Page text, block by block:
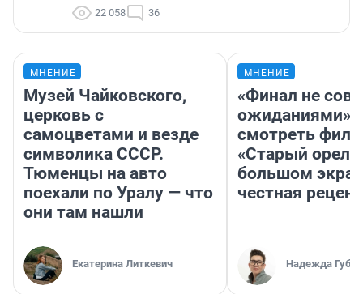
22 058 36
МНЕНИЕ
Музей Чайковского,
церковь с
самоцветами и везде
символика СССР.
Тюменцы на авто
поехали по Уралу — что
они там нашли
Екатерина Литкевич
МНЕНИЕ
«Финал не
ожиданиями»:
смотреть
«Старый орел»
большом
честная
Надежда